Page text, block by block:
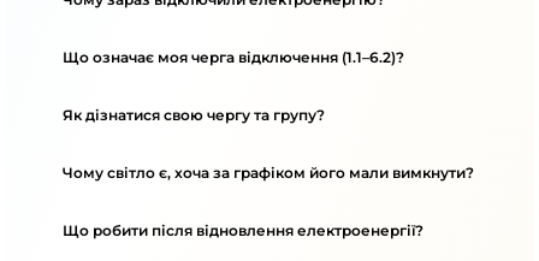
Що означає моя черга відключення (1.1–6.2)?
Як дізнатися свою чергу та групу?
Чому світло є, хоча за графіком його мали вимкнути?
Що робити після відновлення електроенергії?